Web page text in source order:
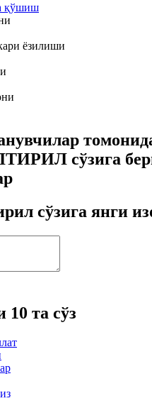
қўшиш
ёзилиши
сўзига
сўзига янги
10 та сўз